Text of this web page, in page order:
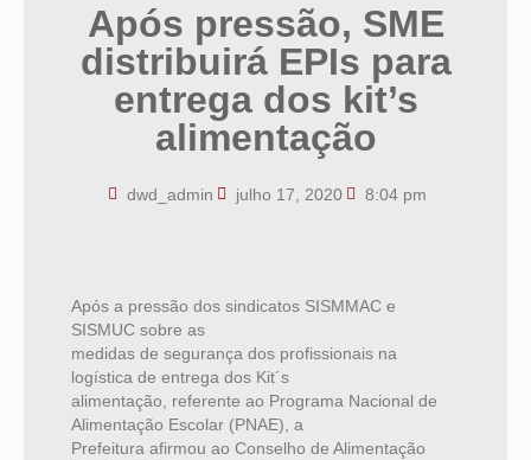
Após pressão, SME
distribuirá EPIs para
entrega dos kit’s
alimentação
dwd_admin julho 17, 2020 8:04 pm
Após a pressão dos sindicatos SISMMAC e
SISMUC sobre as
medidas de segurança dos profissionais na
logística de entrega dos Kit´s
alimentação, referente ao Programa Nacional de
Alimentação Escolar (PNAE), a
Prefeitura afirmou ao Conselho de Alimentação